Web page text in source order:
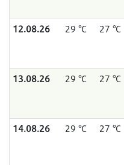
12.08.26 29 °C 27 °C
13.08.26 29 °C 27 °C
14.08.26 29 °C 27 °C